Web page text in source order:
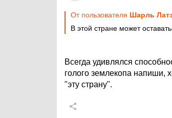
От пользователя Шарль
В этой стране может
Всегда удивлялся
голого землекопа напиши,
"эту страну".